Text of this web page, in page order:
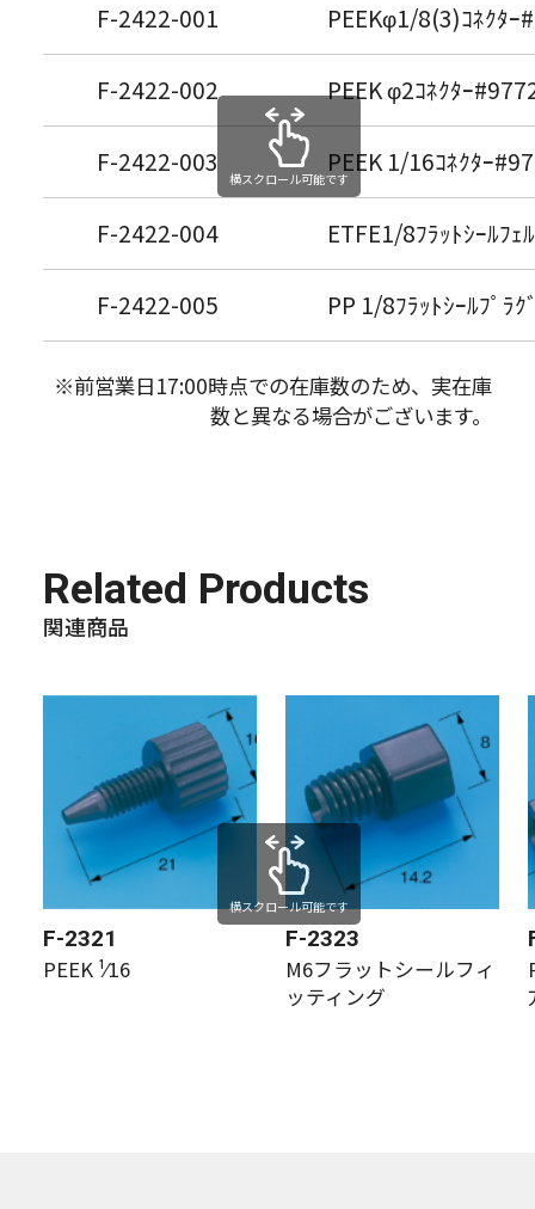
F-2422-001 PEEKφ1/8(3)ｺﾈｸﾀ
F-2422-002 PEEK φ2ｺﾈｸﾀｰ
F-2422-003 PEEK 1/16ｺﾈｸﾀｰ
F-2422-004 ETFE1/8ﾌﾗｯﾄｼｰﾙﾌ
F-2422-005 PP 1/8ﾌﾗｯﾄｼｰﾙﾌﾟﾗ
横スクロール可能です
※前営業日17:00時点での在庫数のため、実在庫
数と異なる場合がございます。
Related Products
関連商品
F-2321
PEEK ¹⁄16
F-2323
M6フラットシールフィ
ッティング
横スクロール可能です